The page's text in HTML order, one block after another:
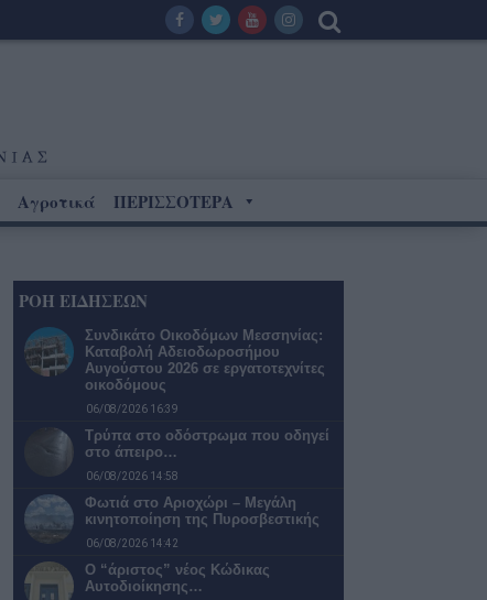
Αγροτικά ΠΕΡΙΣΣΟΤΕΡΑ
ΡΟΗ ΕΙΔΗΣΕΩΝ
Συνδικάτο Οικοδόμων Μεσσηνίας:
Καταβολή Αδειοδωροσήμου
Αυγούστου 2026 σε εργατοτεχνίτες
οικοδόμους
06/08/2026 16:39
Τρύπα στο οδόστρωμα που οδηγεί
στο άπειρο…
06/08/2026 14:58
Φωτιά στο Αριοχώρι – Μεγάλη
κινητοποίηση της Πυροσβεστικής
06/08/2026 14:42
Ο “άριστος” νέος Κώδικας
Αυτοδιοίκησης…